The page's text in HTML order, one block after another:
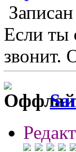
Записан
Если ты
звонит.